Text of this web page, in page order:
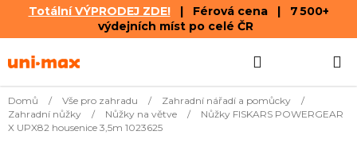
Totální VÝPRODEJ ZDE!| Férová cena | 7 500+
výdejních míst po celé ČR
na
KOŠÍK
Domů / Vše pro zahradu / Zahradní nářadí a pomůcky
/
Zahradní nůžky
/ Nůžky na větve /
Nůžky FISKARS POWERGEAR
X UPX82 housenice 3,5m 1023625